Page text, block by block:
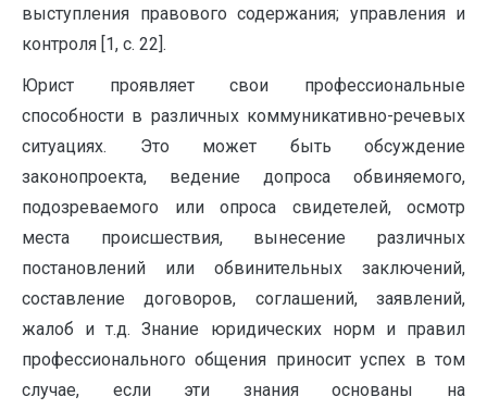
выступления правового содержания; управления и
контроля [1, c. 22].
Юрист проявляет свои профессиональные
способности в различных коммуникативно-речевых
ситуациях. Это может быть обсуждение
законопроекта, ведение допроса обвиняемого,
подозреваемого или опроса свидетелей, осмотр
места происшествия, вынесение различных
постановлений или обвинительных заключений,
составление договоров, соглашений, заявлений,
жалоб и т.д. Знание юридических норм и правил
профессионального общения приносит успех в том
случае, если эти знания основаны на